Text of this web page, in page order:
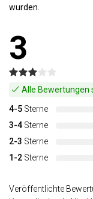
wurden.
3
Alle Bewertungen
4-5 Sterne
3-4 Sterne
2-3 Sterne
1-2 Sterne
Veröffentlichte